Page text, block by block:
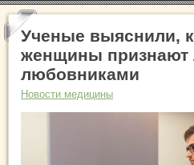
Ученые выяснили,
женщины признают
любовниками
Новости медицины